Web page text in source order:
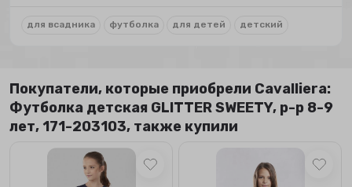
для всадника футболка для детей детский
Покупатели, которые приобрели Сavalliera:
Футболка детская GLITTER SWEETY, р-р 8-9
лет, 171-203103, также купили